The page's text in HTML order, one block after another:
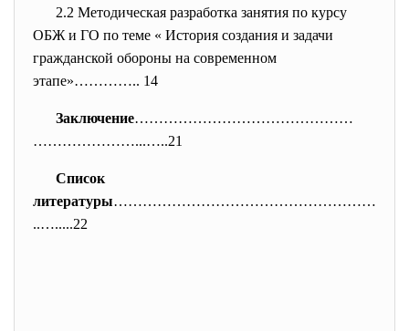
2.2 Методическая разработка занятия по курсу
ОБЖ и ГО по теме « История создания и задачи
гражданской обороны на современном
этапе»………….. 14
Заключение………………………………………
…………………...…..21
Список
литературы………………………………………………
..….....22